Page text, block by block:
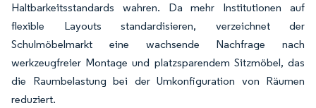
Haltbarkeitsstandards wahren. Da mehr Institutionen auf
flexible Layouts standardisieren, verzeichnet der
Schulmöbelmarkt eine wachsende Nachfrage nach
werkzeugfreier Montage und platzsparendem Sitzmöbel, das
die Raumbelastung bei der Umkonfiguration von Räumen
reduziert.